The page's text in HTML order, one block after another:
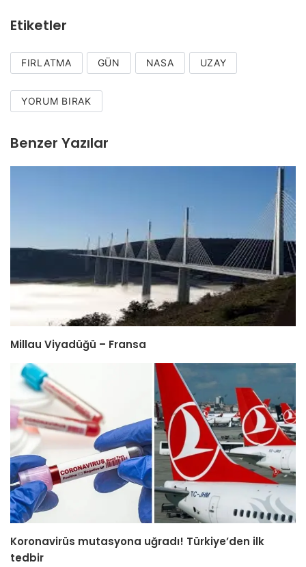
Etiketler
FIRLATMA GÜN NASA UZAY
YORUM BIRAK
Benzer Yazılar
Millau Viyadüğü – Fransa
Koronavirüs mutasyona uğradı! Türkiye’den ilk
tedbir